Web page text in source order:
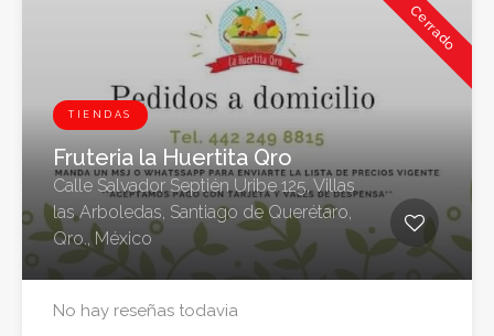
Cerrado
TIENDAS
Fruteria la Huertita Qro
Calle Salvador Septién Uribe 125, Villas
las Arboledas, Santiago de Querétaro,
Qro., México
No hay reseñas todavia